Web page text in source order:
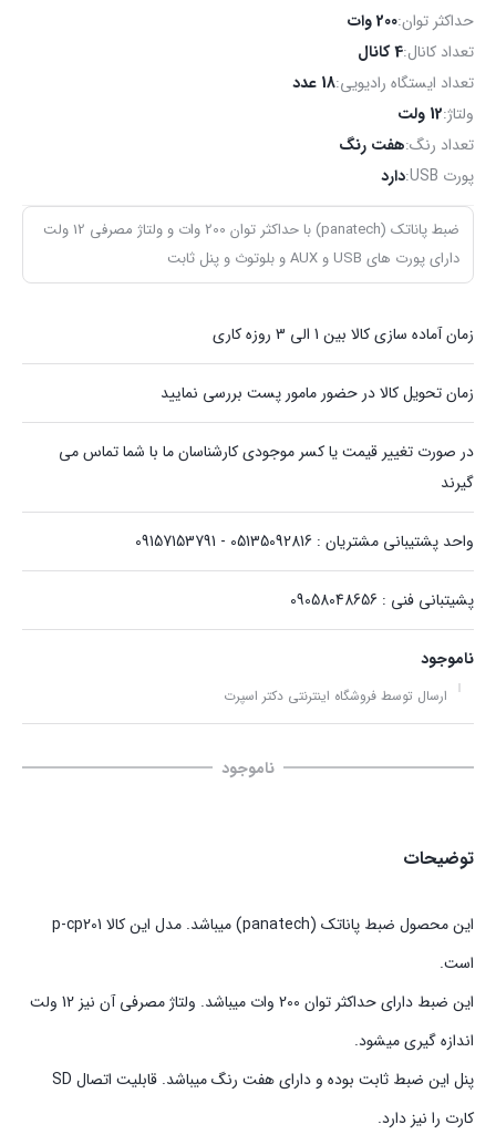
حداکثر توان:200 وات
تعداد کانال:4 کانال
تعداد ایستگاه رادیویی:18 عدد
ولتاژ:12 ولت
تعداد رنگ:هفت رنگ
پورت USB:
دارد
ضبط پاناتک (panatech) با حداکثر توان 200 وات و ولتاژ مصرفی 12 ولت
دارای پورت های USB و AUX و بلوتوث و پنل ثابت
زمان آماده سازی کالا بین 1 الی 3 روزه کاری
زمان تحویل کالا در حضور مامور پست بررسی نمایید
در صورت تغییر قیمت یا کسر موجودی کارشناسان ما با شما تماس می
گیرند
واحد پشتیبانی مشتریان : 05135092816 - 09157153791
پشیتبانی فنی : 09058048656
ناموجود
ارسال توسط فروشگاه اینترنتی دکتر اسپرت
ناموجود
توضیحات
این محصول ضبط پاناتک (panatech) میباشد. مدل این کالا p-cp201
است.
این ضبط دارای حداکثر توان 200 وات میباشد. ولتاژ مصرفی آن نیز 12 ولت
اندازه گیری میشود.
پنل این ضبط ثابت بوده و دارای هفت رنگ میباشد. قابلیت اتصال SD
کارت را نیز دارد.